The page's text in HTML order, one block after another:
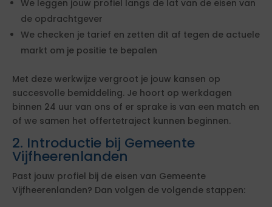
We leggen jouw profiel langs de lat van de eisen van
de opdrachtgever
We checken je tarief en zetten dit af tegen de actuele
markt om je positie te bepalen
Met deze werkwijze vergroot je jouw kansen op
succesvolle bemiddeling. Je hoort op werkdagen
binnen 24 uur van ons of er sprake is van een match en
of we samen het offertetraject kunnen beginnen.
2. Introductie bij Gemeente
Vijfheerenlanden
Past jouw profiel bij de eisen van Gemeente
Vijfheerenlanden? Dan volgen de volgende stappen: